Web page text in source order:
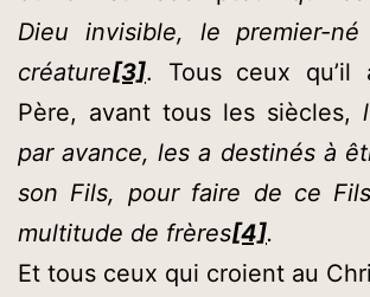
Dieu invisible, le premier-
créature[3]. Tous ceux qu’il
Père, avant tous les siècles,
par avance, les a destinés à
son Fils, pour faire de ce Fils
multitude de frères[4].
Et tous ceux qui croient au